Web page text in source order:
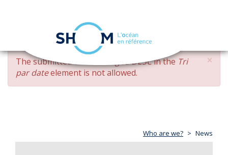
Skip
main
content
navigation
×
ERROR
MESSAGE
The submitted value changed DESCin the Tri
par dateelement is not allowed.
Who are we? News